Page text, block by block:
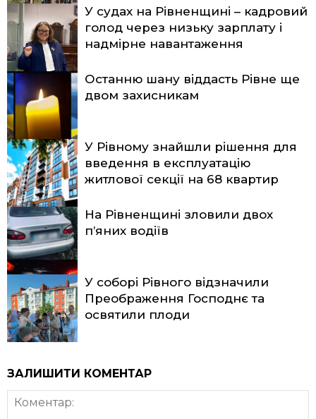
У судах на Рівненщині – кадровий
голод через низьку зарплату і
надмірне навантаження
Останню шану віддасть Рівне ще
двом захисникам
У Рівному знайшли рішення для
введення в експлуатацію
житлової секції на 68 квартир
На Рівненщині зловили двох
п’яних водіїв
У соборі Рівного відзначили
Преображення Господнє та
освятили плоди
ЗАЛИШИТИ КОМЕНТАР